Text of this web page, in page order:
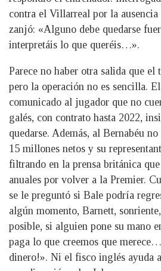
contra el Villarreal por la ausencia
zanjó: «Alguno debe quedarse
interpretáis lo que queréis…».
Parece no haber otra salida que el
pero la operación no es sencilla.
comunicado al jugador que no
galés, con contrato hasta 2022,
quedarse. Además, al Bernabéu
15 millones netos y su
filtrando en la prensa británica
anuales por volver a la Premier.
se le preguntó si Bale podría
algún momento, Barnett,
posible, si alguien pone su mano
paga lo que creemos que
dinero!». Ni el fisco inglés ayuda